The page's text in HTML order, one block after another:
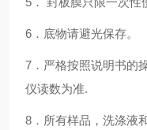
6．底物请避光保存。
7．严格按照说明书的
仪读数为准.
8．所有样品，洗涤液